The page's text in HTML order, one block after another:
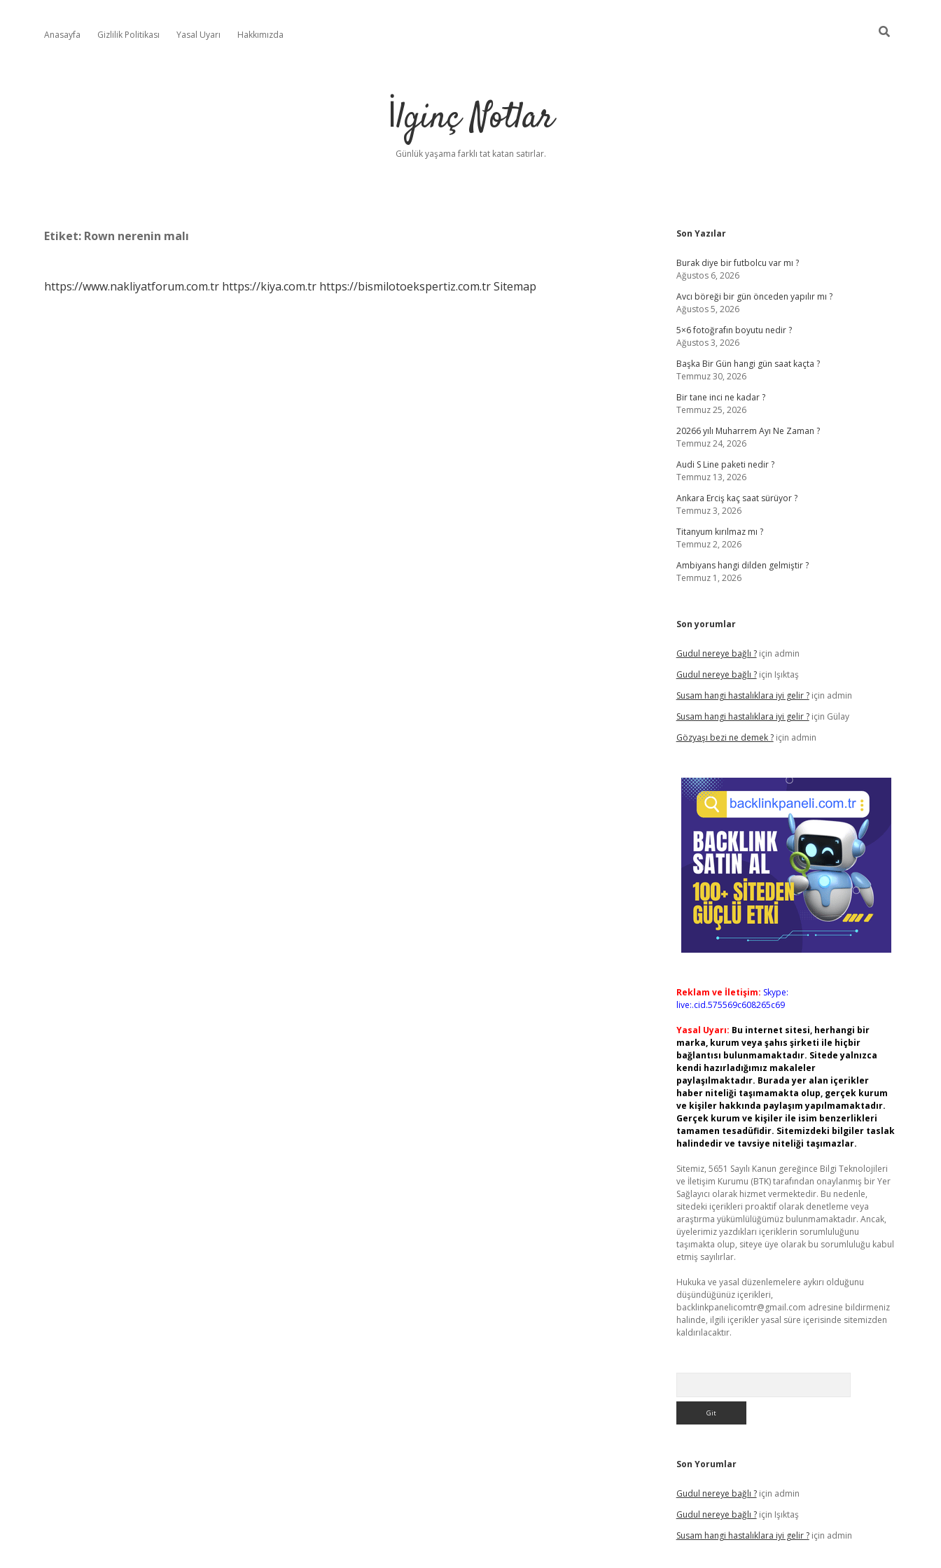
Anasayfa Gizlilik Politikası Yasal Uyarı Hakkımızda
İlginç Notlar
Günlük yaşama farklı tat katan satırlar.
Etiket: Rown nerenin malı
https://www.nakliyatforum.com.tr https://kiya.com.tr https://bismilotoekspertiz.com.trSitemap
Sidebar
Son Yazılar
Burak diye bir futbolcu var mı ?
Ağustos 6, 2026
Avcı böreği bir gün önceden yapılır mı ?
Ağustos 5, 2026
5×6 fotoğrafın boyutu nedir ?
Ağustos 3, 2026
Başka Bir Gün hangi gün saat kaçta ?
Temmuz 30, 2026
Bir tane inci ne kadar ?
Temmuz 25, 2026
20266 yılı Muharrem Ayı Ne Zaman ?
Temmuz 24, 2026
Audi S Line paketi nedir ?
Temmuz 13, 2026
Ankara Erciş kaç saat sürüyor ?
Temmuz 3, 2026
Titanyum kırılmaz mı ?
Temmuz 2, 2026
Ambiyans hangi dilden gelmiştir ?
Temmuz 1, 2026
Son yorumlar
Gudul nereye bağlı ?için admin
Gudul nereye bağlı ?için Işıktaş
Susam hangi hastalıklara iyi gelir ?için admin
Susam hangi hastalıklara iyi gelir ?için Gülay
Gözyaşı bezi ne demek ?için admin
Reklam ve İletişim: Skype:
live:.cid.575569c608265c69
Yasal Uyarı: Bu internet sitesi, herhangi bir
marka, kurum veya şahıs şirketi ile hiçbir
bağlantısı bulunmamaktadır. Sitede yalnızca
kendi hazırladığımız makaleler
paylaşılmaktadır. Burada yer alan içerikler
haber niteliği taşımamakta olup, gerçek kurum
ve kişiler hakkında paylaşım yapılmamaktadır.
Gerçek kurum ve kişiler ile isim benzerlikleri
tamamen tesadüfidir. Sitemizdeki bilgiler taslak
halindedir ve tavsiye niteliği taşımazlar.
Sitemiz, 5651 Sayılı Kanun gereğince Bilgi Teknolojileri
ve İletişim Kurumu (BTK) tarafından onaylanmış bir Yer
Sağlayıcı olarak hizmet vermektedir. Bu nedenle,
sitedeki içerikleri proaktif olarak denetleme veya
araştırma yükümlülüğümüz bulunmamaktadır. Ancak,
üyelerimiz yazdıkları içeriklerin sorumluluğunu
taşımakta olup, siteye üye olarak bu sorumluluğu kabul
etmiş sayılırlar.
Hukuka ve yasal düzenlemelere aykırı olduğunu
düşündüğünüz içerikleri,
backlinkpanelicomtr@gmail.com adresine bildirmeniz
halinde, ilgili içerikler yasal süre içerisinde sitemizden
kaldırılacaktır.
Son Yorumlar
Gudul nereye bağlı ?için admin
Gudul nereye bağlı ?için Işıktaş
Susam hangi hastalıklara iyi gelir ?için admin